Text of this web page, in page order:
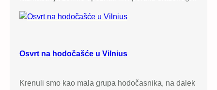
Osvrt na hodočašće u Vilnius
Krenuli smo kao mala grupa hodočasnika, na dalek